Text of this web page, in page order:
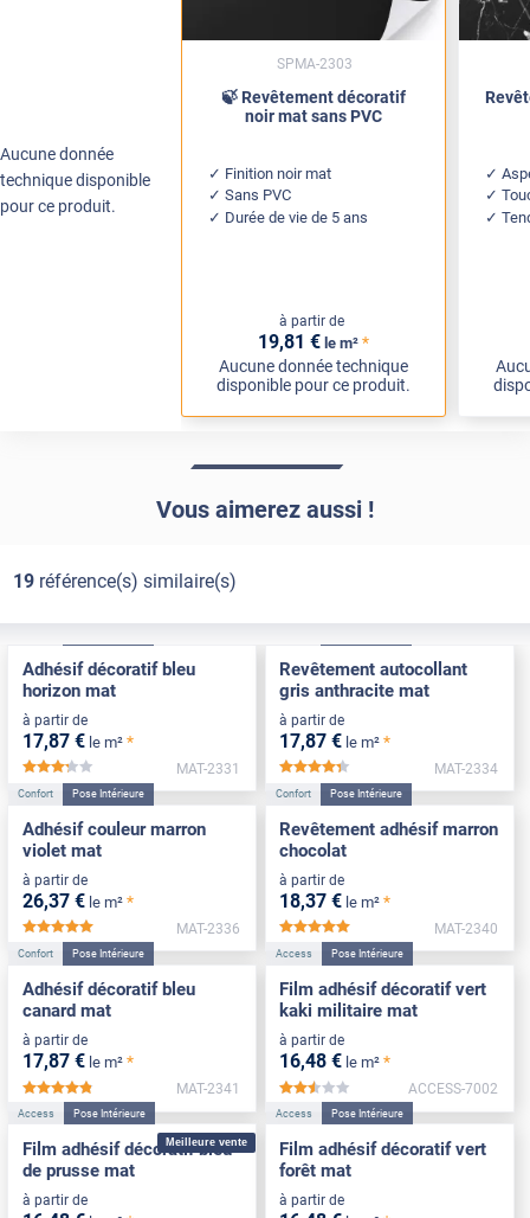
Aucune donnée
technique disponible
pour ce produit.
🍃 Revêtement décoratif
noir mat sans PVC
Finition noir mat
Sans PVC
Durée de vie de 5 ans
à partir de
19,81 € le m² *
Aucune donnée technique
disponible pour ce produit.
SPMA-2303
Vous aimerez aussi !
19référence(s) similaire(s)
Adhésif décoratif bleu
horizon mat
à partir de
17,87 € le m² *
*****
MAT-2331
Revêtement autocollant
gris anthracite mat
à partir de
17,87 € le m² *
*****
MAT-2334
Confort Pose Intérieure
Adhésif couleur marron
violet mat
à partir de
26,37 € le m² *
*****
MAT-2336
Confort Pose Intérieure
Revêtement adhésif marron
chocolat
à partir de
18,37 € le m² *
MAT-2340
Confort Pose Intérieure
Adhésif décoratif bleu
canard mat
à partir de
17,87 € le m² *
*****
MAT-2341
Access Pose Intérieure
Film adhésif décoratif vert
kaki militaire mat
à partir de
16,48 € le m² *
*****
ACCESS-7002
Meilleure vente
Access Pose Intérieure
Film adhésif décoratif bleu
de prusse mat
à partir de
Access Pose Intérieure
Film adhésif décoratif vert
forêt mat
à partir de